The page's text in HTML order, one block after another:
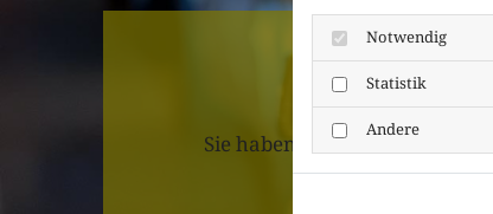
Sie haben Fragen oder
Notwendig
Statistik
Andere